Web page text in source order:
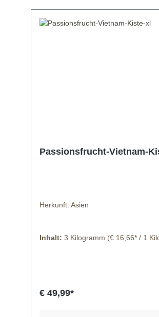
Vitamin B6 0,2
Passionsfrucht-Vietnam-
Herkunft: Asien
Inhalt: 3 Kilogramm (€ 16,66* / 1
€ 49,99*